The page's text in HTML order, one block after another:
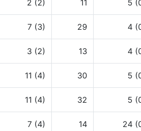
2 (2) 11 5
7 (3) 29 4
3 (2) 13 4
11 (4) 30 5
11 (4) 32 5
7 (4) 14 24